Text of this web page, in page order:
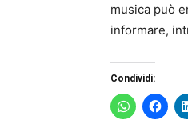
musica può
informare,
Condividi: